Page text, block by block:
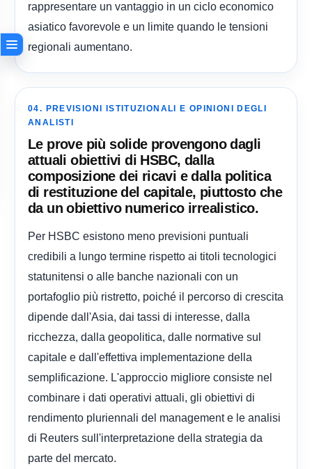
rappresentare un vantaggio in un ciclo economico
asiatico favorevole e un limite quando le tensioni
regionali aumentano.
04. PREVISIONI ISTITUZIONALI E OPINIONI DEGLI
ANALISTI
Le prove più solide provengono dagli
attuali obiettivi di HSBC, dalla
composizione dei ricavi e dalla politica
di restituzione del capitale, piuttosto che
da un obiettivo numerico irrealistico.
Per HSBC esistono meno previsioni puntuali
credibili a lungo termine rispetto ai titoli tecnologici
statunitensi o alle banche nazionali con un
portafoglio più ristretto, poiché il percorso di crescita
dipende dall'Asia, dai tassi di interesse, dalla
ricchezza, dalla geopolitica, dalle normative sul
capitale e dall'effettiva implementazione della
semplificazione. L'approccio migliore consiste nel
combinare i dati operativi attuali, gli obiettivi di
rendimento pluriennali del management e le analisi
di Reuters sull'interpretazione della strategia da
parte del mercato.